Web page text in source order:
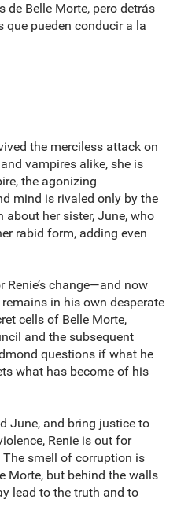
de Belle Morte, pero detrás
que pueden conducir a la
the merciless attack on
vampires alike, she is
the agonizing
mind is rivaled only by the
her sister, June, who
rabid form, adding even
Renie’s change—and now
in his own desperate
cells of Belle Morte,
and the subsequent
questions if what he
what has become of his
June, and bring justice to
Renie is out for
smell of corruption is
Morte, but behind the walls
lead to the truth and to